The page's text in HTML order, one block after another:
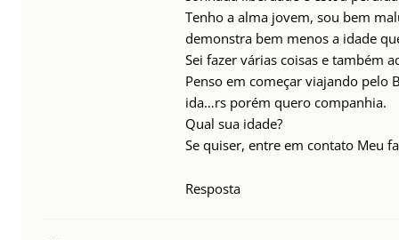
Tenho a alma jovem, sou bem
demonstra bem menos a idade
Sei fazer várias coisas e também
Penso em começar viajando pelo
ida…rs porém quero companhia.
Qual sua idade?
Se quiser, entre em contato Meu
Resposta